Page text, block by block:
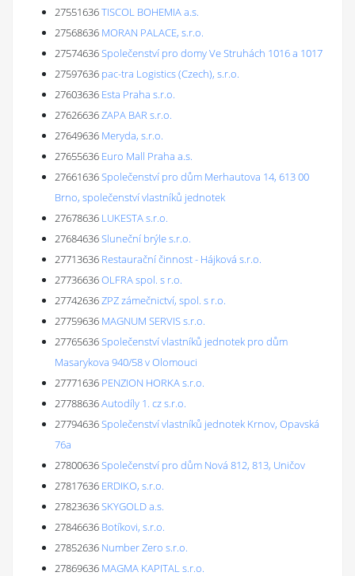
27551636TISCOL BOHEMIA a.s.
27568636 MORAN PALACE, s.r.o.
27574636Společenství pro domy Ve Struhách 1016 a 1017
27597636 pac-tra Logistics (Czech), s.r.o.
27603636 Esta Praha s.r.o.
27626636ZAPA BAR s.r.o.
27649636 Meryda, s.r.o.
27655636 Euro Mall Praha a.s.
27661636Společenství pro dům Merhautova 14, 613 00
Brno, společenství vlastníků jednotek
27678636 LUKESTA s.r.o.
27684636Sluneční brýle s.r.o.
27713636 Restaurační činnost - Hájková s.r.o.
27736636OLFRA spol. s r.o.
27742636ZPZ zámečnictví, spol. s r.o.
27759636 MAGNUM SERVIS s.r.o.
27765636Společenství vlastníků jednotek pro dům
Masarykova 940/58 v Olomouci
27771636 PENZION HORKA s.r.o.
27788636Autodíly 1. cz s.r.o.
27794636Společenství vlastníků jednotek Krnov, Opavská
76a
27800636Společenství pro dům Nová 812, 813, Uničov
27817636 ERDIKO, s.r.o.
27823636SKYGOLD a.s.
27846636 Botíkovi, s.r.o.
27852636 Number Zero s.r.o.
27869636 MAGMA KAPITAL s.r.o.